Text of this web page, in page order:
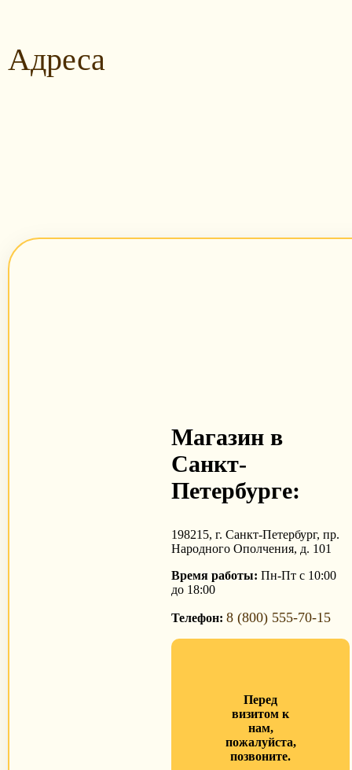
Адреса
Магазин в
Санкт-
Петербурге:
198215, г. Санкт-Петербург, пр.
Народного Ополчения, д. 101
Время работы: Пн-Пт с 10:00
до 18:00
Телефон: 8 (800) 555-70-15
Перед
визитом к
нам,
пожалуйста,
позвоните.